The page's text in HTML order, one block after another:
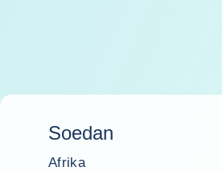
Soedan
Afrika